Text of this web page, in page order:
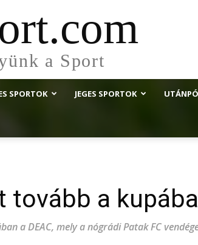
a Sport
SPORTOK JEGES SPORTOK
a
a DEAC, mely a nógrádi Patak FC